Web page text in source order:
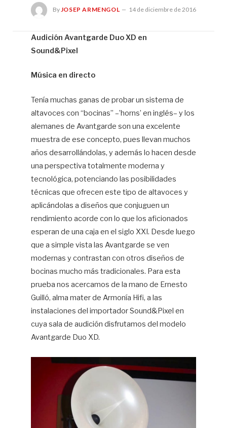
ByJOSEP ARMENGOL 14 de diciembre de 2016
Audición Avantgarde Duo XD en
Sound&Pixel
Música en directo
Tenía muchas ganas de probar un sistema de
altavoces con “bocinas” –’horns’ en inglés– y los
alemanes de Avantgarde son una excelente
muestra de ese concepto, pues llevan muchos
años desarrollándolas, y además lo hacen desde
una perspectiva totalmente moderna y
tecnológica, potenciando las posibilidades
técnicas que ofrecen este tipo de altavoces y
aplicándolas a diseños que conjuguen un
rendimiento acorde con lo que los aficionados
esperan de una caja en el siglo XXI. Desde luego
que a simple vista las Avantgarde se ven
modernas y contrastan con otros diseños de
bocinas mucho más tradicionales. Para esta
prueba nos acercamos de la mano de Ernesto
Guilló, alma mater de Armonía Hifi, a las
instalaciones del importador Sound&Pixel en
cuya sala de audición disfrutamos del modelo
Avantgarde Duo XD.